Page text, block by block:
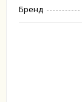
Бренд